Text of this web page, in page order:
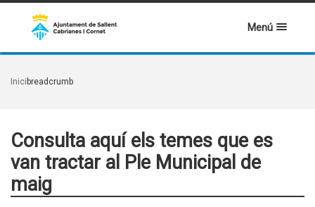
Menú
Inici breadcrumb
Consulta aquí els temes que es
van tractar al Ple Municipal de
maig